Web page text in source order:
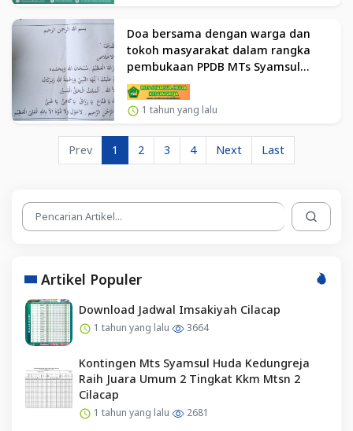
Doa bersama dengan warga dan
tokoh masyarakat dalam rangka
pembukaan PPDB MTs Syamsul
Huda Kedungreja TP 2025/2026
1 tahun yang lalu
Prev 1 2 3 4 Next Last
Artikel Populer
Download Jadwal Imsakiyah Cilacap
1 tahun yang lalu 3664
Kontingen Mts Syamsul Huda Kedungreja
Raih Juara Umum 2 Tingkat Kkm Mtsn 2
Cilacap
1 tahun yang lalu 2681